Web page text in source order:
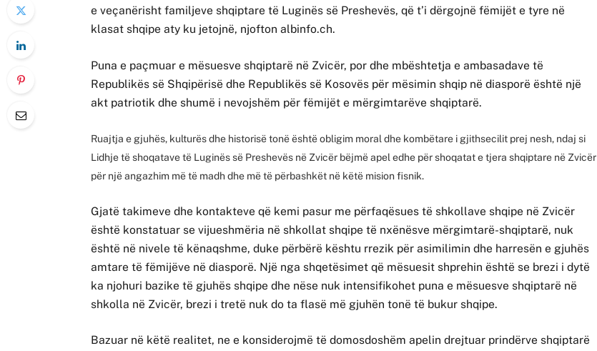
e veçanërisht familjeve shqiptare të Luginës së Preshevës, që t’i dërgojnë fëmijët e tyre në
klasat shqipe aty ku jetojnë, njofton albinfo.ch.
Puna e paçmuar e mësuesve shqiptarë në Zvicër, por dhe mbështetja e ambasadave të
Republikës së Shqipërisë dhe Republikës së Kosovës për mësimin shqip në diasporë është një
akt patriotik dhe shumë i nevojshëm për fëmijët e mërgimtarëve shqiptarë.
Ruajtja e gjuhës, kulturës dhe historisë tonë është obligim moral dhe kombëtare i gjithsecilit prej nesh, ndaj si
Lidhje të shoqatave të Luginës së Preshevës në Zvicër bëjmë apel edhe për shoqatat e tjera shqiptare në Zvicër
për një angazhim më të madh dhe më të përbashkët në këtë mision fisnik.
Gjatë takimeve dhe kontakteve që kemi pasur me përfaqësues të shkollave shqipe në Zvicër
është konstatuar se vijueshmëria në shkollat shqipe të nxënësve mërgimtarë-shqiptarë, nuk
është në nivele të kënaqshme, duke përbërë kështu rrezik për asimilimin dhe harresën e gjuhës
amtare të fëmijëve në diasporë. Një nga shqetësimet që mësuesit shprehin është se brezi i dytë
ka njohuri bazike të gjuhës shqipe dhe nëse nuk intensifikohet puna e mësuesve shqiptarë në
shkolla në Zvicër, brezi i tretë nuk do ta flasë më gjuhën tonë të bukur shqipe.
Bazuar në këtë realitet, ne e konsiderojmë të domosdoshëm apelin drejtuar prindërve shqiptarë